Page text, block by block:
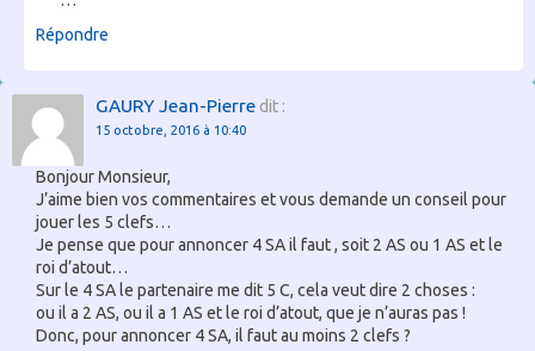
Répondre
GAURY Jean-Pierre dit :
15 octobre, 2016 à 10:40
Bonjour Monsieur,
J’aime bien vos commentaires et vous demande un conseil pour
jouer les 5 clefs…
Je pense que pour annoncer 4 SA il faut , soit 2 AS ou 1 AS et le
roi d’atout…
Sur le 4 SA le partenaire me dit 5 C, cela veut dire 2 choses :
ou il a 2 AS, ou il a 1 AS et le roi d’atout, que je n’auras pas !
Donc, pour annoncer 4 SA, il faut au moins 2 clefs ?